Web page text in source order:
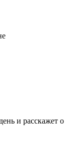
и расскажет о